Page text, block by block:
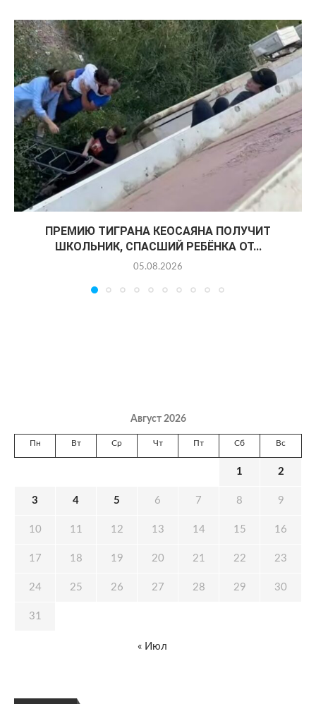
ПРЕМИЮ ТИГРАНА КЕОСАЯНА ПОЛУЧИТ
ШКОЛЬНИК, СПАСШИЙ РЕБЁНКА ОТ...
05.08.2026
Август 2026
Пн Вт Ср Чт Пт Сб Вс
1 2
3 4 5 6 7 8 9
10 11 12 13 14 15 16
17 18 19 20 21 22 23
24 25 26 27 28 29 30
31
« Июл